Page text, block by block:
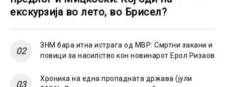
екскурзија во лето, во Брисел?
ЗНМ бара итна истрага од МВР: Смртни закани и
повици за насилство кон новинарот Ерол Ризаов
Хроника на една пропадната држава (јули